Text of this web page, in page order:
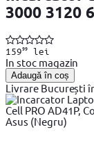
3000 3120
15999lei
In stoc magazin
Adaugă în coș
Livrare București